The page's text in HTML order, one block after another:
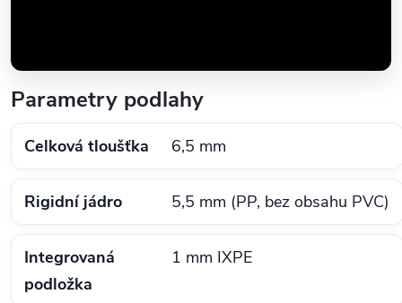
Parametry podlahy
Celková tloušťka 6,5 mm
Rigidní jádro 5,5 mm (PP, bez obsahu PVC)
Integrovaná
podložka
1 mm IXPE